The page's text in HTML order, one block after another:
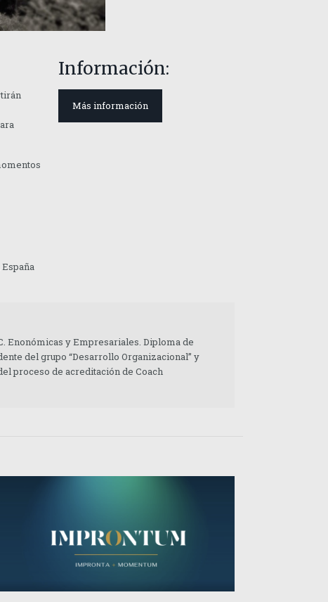
Información:
Más información
Enonómicas y Empresariales. Diploma de
del grupo “Desarrollo Organizacional” y
proceso de acreditación de Coach